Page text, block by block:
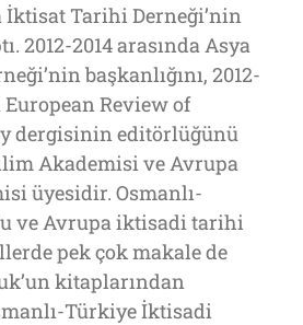
İktisat Tarihi Derneği’nin
2012-2014 arasında Asya
başkanlığını, 2012-
European Review of
dergisinin editörlüğünü
Akademisi ve Avrupa
üyesidir. Osmanlı-
ve Avrupa iktisadi tarihi
pek çok makale de
kitaplarından
Türkiye İktisadi